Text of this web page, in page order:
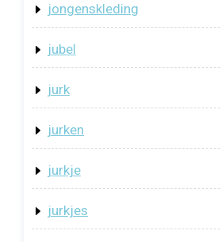
jongenskleding
jubel
jurk
jurken
jurkje
jurkjes